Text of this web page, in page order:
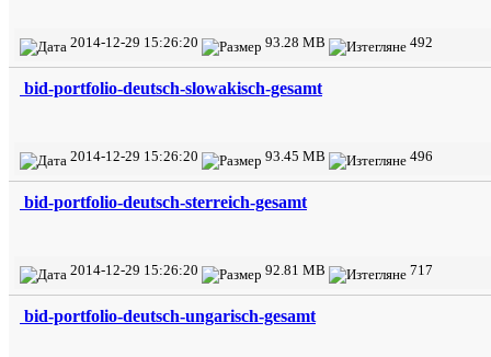
2014-12-29 15:26:20 93.28 MB 492
bid-portfolio-deutsch-slowakisch-gesamt
2014-12-29 15:26:20 93.45 MB 496
bid-portfolio-deutsch-sterreich-gesamt
2014-12-29 15:26:20 92.81 MB 717
bid-portfolio-deutsch-ungarisch-gesamt